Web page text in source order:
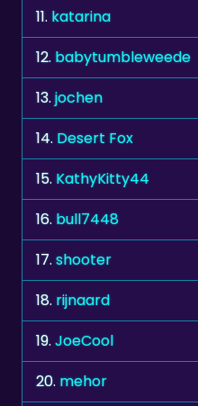
12.babytumbleweede
13. jochen
14.Desert Fox
15. KathyKitty44
16. bull7448
17. shooter
18. rijnaard
19. JoeCool
20. mehor
21. hans60